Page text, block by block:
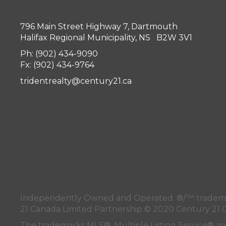
796 Main Street Highway 7, Dartmouth
Halifax Regional Municipality, NS B2W 3V1
Ph: (902) 434-9090
Fx: (902) 434-9764
tridentrealty@century21.ca
Independently Owned and Operated. ®/™
21 Canada Limited Partnership © 2020 Century 21